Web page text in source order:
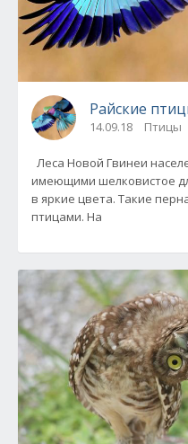
Райские
14.09.18 Птицы
Леса Новой Гвинеи
имеющими шелковистое
в яркие цвета. Такие
птицами. На